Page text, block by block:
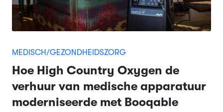
MEDISCH/GEZONDHEIDSZORG
Hoe High Country Oxygen de
verhuur van medische apparatuur
moderniseerde met Booqable